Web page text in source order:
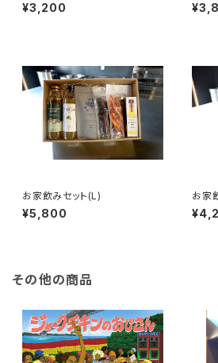
¥3,200
お家飲みセット(L)
¥5,800
お家
その他の商品